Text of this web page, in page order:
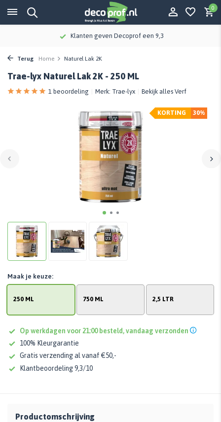
0
Klanten geven Decoprof een 9,3
Terug Home Naturel Lak 2K
Trae-lyx Naturel Lak 2K - 250 ML
1 beoordeling Merk: Trae-lyx Bekijk alles Verf
30%
KORTING
250 ML 750 ML 2,5 LTR
Maak je keuze:
Op werkdagen voor 21:00 besteld, vandaag verzonden
100% Kleurgarantie
Gratis verzending al vanaf €50,-
Klantbeoordeling 9,3/10
Productomschrijving